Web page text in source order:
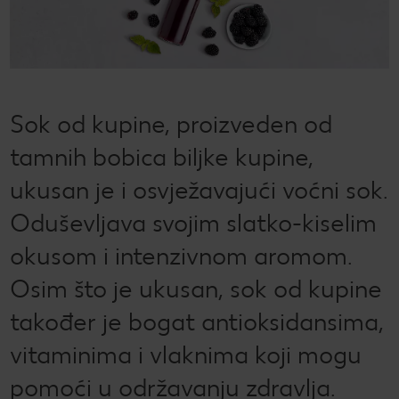
Kaufland Card i P&G te nagrađuju!
LIVARNO CHECK IT OUT
ESMARA CHECK IT OUT
PARKSIDE
Uvijek svježe - samo za tebe!
Ugovorena proizvodnja
Želiš najbolju kupnju? Dobiješ je kod nas!
Broj 1 za kupnju na jednom mjestu
Radno vrijeme nedjeljom
Igraj i zabavi se!
PRAVILA NAGRADNOG NATJEČAJA „Sup“
Popis maloprodajnih cijena
Sok od kupine, proizveden od
tamnih bobica biljke kupine,
ukusan je i osvježavajući voćni sok.
Oduševljava svojim slatko-kiselim
okusom i intenzivnom aromom.
Osim što je ukusan, sok od kupine
također je bogat antioksidansima,
vitaminima i vlaknima koji mogu
pomoći u održavanju zdravlja.